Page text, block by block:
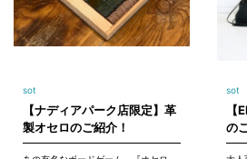
sot
【ナディアパーク店限定】革
製オセロのご紹介！
sot
の